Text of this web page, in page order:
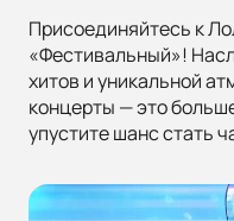
Присоединяйтесь к
«Фестивальный»!
хитов и уникальной
концерты — это
упустите шанс стать